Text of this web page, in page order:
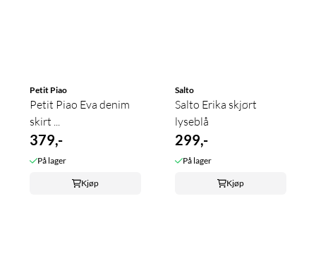
Petit Piao
Petit Piao Eva denim
skirt ...
379,-
På lager
Kjøp
Salto
Salto Erika skjørt
lyseblå
299,-
På lager
Kjøp